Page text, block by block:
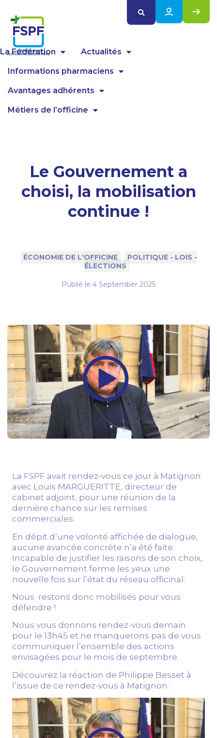
La Fédération Actualités
Informations pharmaciens
Avantages adhérents
Métiers de l’officine
Le Gouvernement a
choisi, la mobilisation
continue !
ÉCONOMIE DE L'OFFICINE
POLITIQUE - LOIS -
ÉLECTIONS
Publié le 4 September 2025
La FSPF avait rendez-vous ce jour à Matignon
avec Louis MARGUERITTE, directeur de
cabinet adjoint, pour une réunion de la
dernière chance sur les remises
commerciales.
En dépit d’une volonté affichée de dialogue,
aucune avancée concrète n’a été faite.
Incapable de justifier les raisons de son choix,
le Gouvernement ferme les yeux une
nouvelle fois sur l’état du réseau officinal.
Nous restons donc mobilisés pour vous
défendre !
Nous vous donnons rendez-vous demain
pour le 13h45 et ne manquerons pas de vous
communiquer l’ensemble des actions
envisagées pour le mois de septembre.
Découvrez la réaction de Philippe Besset à
l’issue de ce rendez-vous à Matignon :